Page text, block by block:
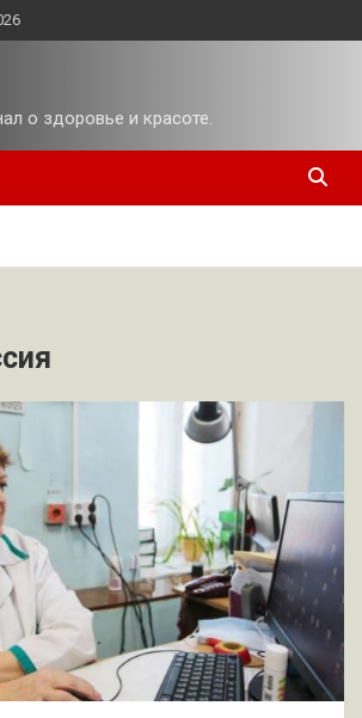
о здоровье и красоте.